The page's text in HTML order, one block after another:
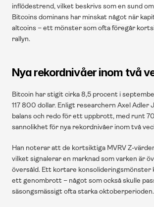
inflödestrend, vilket beskrivs som en sund
Bitcoins dominans har minskat något när
altcoins – ett mönster som ofta föregår
rallyn.
Nya rekordnivåer inom två
Bitcoin har stigit cirka 8,5 procent i
117 800 dollar. Enligt researchern Axel Adler
balans och redo för ett uppbrott, med runt
sannolikhet för nya rekordnivåer inom två
Han noterar att de kortsiktiga MVRV Z-
vilket signalerar en marknad som varken är
översåld. Ett kortare konsolideringsmönster
ett genombrott – något som också skulle
säsongsmässigt ofta starka oktoberperioden.